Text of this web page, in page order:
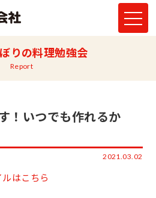
りの料理勉強会
Report
！いつでも作れるか
2021.03.02
はこちら